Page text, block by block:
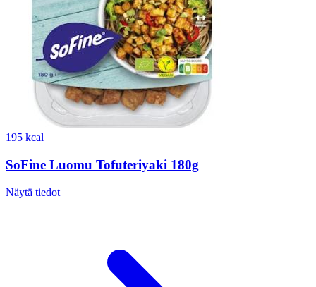
195 kcal
SoFine Luomu Tofuteriyaki 180g
Näytä tiedot